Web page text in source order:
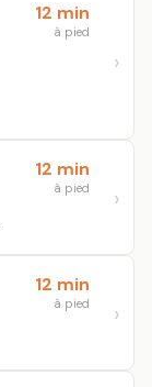
12 min
à pied
12 min
à pied
12 min
à pied